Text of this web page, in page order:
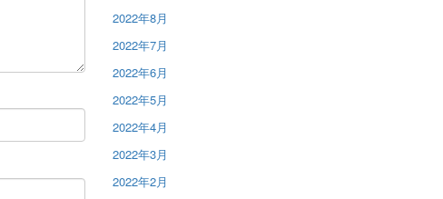
2022年8月
2022年7月
2022年6月
2022年5月
2022年4月
2022年3月
2022年2月